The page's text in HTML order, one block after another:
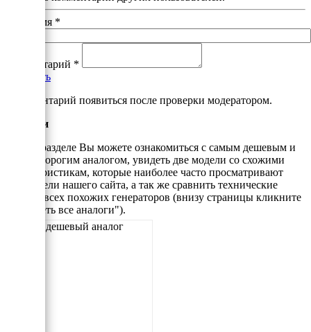
Ваше имя *
Комментарий *
Добавить
*Комментарий появиться после проверки модератором.
Аналоги
В этом разделе Вы можете ознакомиться с самым дешевым и
самым дорогим аналогом, увидеть две модели со схожими
характеристикам, которые наиболее часто просматривают
посетители нашего сайта, а так же сравнить технические
данные всех похожих генераторов (внизу страницы кликните
"Смотреть все аналоги").
Самый дешевый аналог